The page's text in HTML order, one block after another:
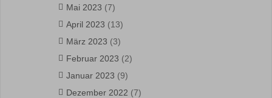
Mai 2023 (7)
April 2023 (13)
März 2023 (3)
Februar 2023 (2)
Januar 2023 (9)
Dezember 2022 (7)